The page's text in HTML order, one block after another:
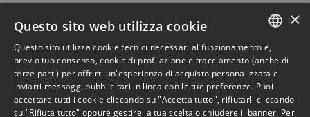
610,00 € 244,00 €
-70%
ITALIAN
ENGLISH
FRENCH
×
Questo sito web utilizza cookie
Questo sito utilizza cookie tecnici necessari al funzionamento e,
previo tuo consenso, cookie di profilazione e tracciamento (anche di
terze parti) per offrirti un'esperienza di acquisto personalizzata e
inviarti messaggi pubblicitari in linea con le tue preferenze. Puoi
accettare tutti i cookie cliccando su "Accetta tutto", rifiutarli cliccando
su "Rifiuta tutto" oppure gestire la tua scelta o chiudere il banner. Per